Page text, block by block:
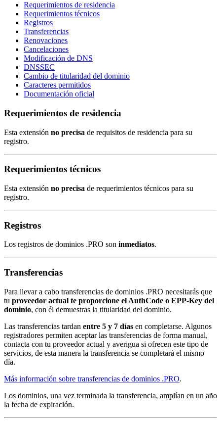
Requerimientos de residencia
Requerimientos técnicos
Registros
Transferencias
Renovaciones
Cancelaciones
Modificación de DNS
DNSSEC
Cambio de titularidad del dominio
Caracteres permitidos
Documentación oficial
Requerimientos de residencia
Esta extensión no precisa de requisitos de residencia para su
registro.
Requerimientos técnicos
Esta extensión no precisa de requerimientos técnicos para su
registro.
Registros
Los registros de dominios .PRO son inmediatos.
Transferencias
Para llevar a cabo transferencias de dominios .PRO necesitarás que
tu proveedor actual te proporcione el AuthCode o EPP-Key del
dominio, con él demuestras la titularidad del dominio.
Las transferencias tardan entre 5 y 7 días en completarse. Algunos
registradores permiten aceptar las transferencias de forma manual,
contacta con tu proveedor actual y averigua si ofrecen este tipo de
servicios, de esta manera la transferencia se completará el mismo
día.
Más información sobre transferencias de dominios .PRO.
Los dominios, una vez terminada la transferencia, amplían en un año
la fecha de expiración.